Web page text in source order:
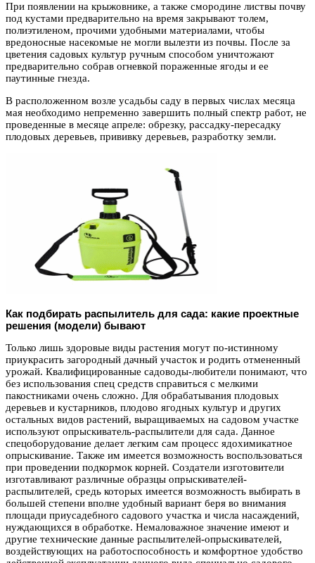
При появлении на крыжовнике, а также смородине листвы почву
под кустами предварительно на время закрывают толем,
полиэтиленом, прочими удобными материалами, чтобы
вредоносные насекомые не могли вылезти из почвы. После за
цветения садовых культур ручным способом уничтожают
предварительно собрав огневкой пораженные ягоды и ее
паутинные гнезда.
В расположенном возле усадьбы саду в первых числах месяца
мая необходимо непременно завершить полный спектр работ, не
проведенные в месяце апреле: обрезку, рассадку-пересадку
плодовых деревьев, прививку деревьев, разработку земли.
Как подбирать распылитель для сада: какие проектные
решения (модели) бывают
Только лишь здоровые виды растения могут по-истинному
приукрасить загородный дачный участок и родить отмененный
урожай. Квалифицированные садоводы-любители понимают, что
без использования спец средств справиться с мелкими
пакостниками очень сложно. Для обрабатывания плодовых
деревьев и кустарников, плодово ягодных культур и других
остальных видов растений, выращиваемых на садовом участке
используют опрыскиватель-распылители для сада. Данное
спецоборудование делает легким сам процесс ядохимикатное
опрыскивание. Также им имеется возможность воспользоваться
при проведении подкормок корней. Создатели изготовители
изготавливают различные образцы опрыскивателей-
распылителей, средь которых имеется возможность выбирать в
большей степени вполне удобный вариант беря во внимания
площади приусадебного садового участка и числа насаждений,
нуждающихся в обработке. Немаловажное значение имеют и
другие технические данные распылителей-опрыскивателей,
воздействующих на работоспособность и комфортное удобство